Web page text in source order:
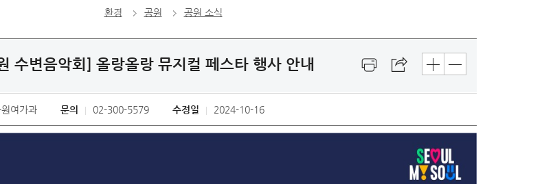
환경 공원 공원 소식
수변음악회] 올랑올랑 뮤지컬 페스타 행사 안내
여가과 문의 02-300-5579 수정일 2024-10-16